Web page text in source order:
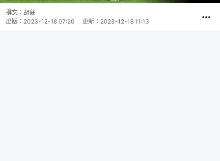
撰文： 胡蘇
出版： 2023-12-18 07:20 更新： 2023-12-18 11:13